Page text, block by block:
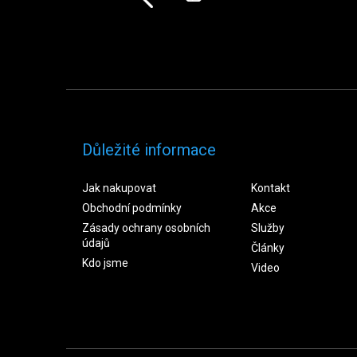
Důležité informace
Jak nakupovat
Obchodní podmínky
Zásady ochrany osobních
údajů
Kdo jsme
Kontakt
Akce
Služby
Články
Video